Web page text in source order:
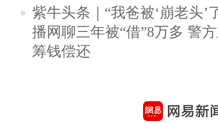
紫牛头条｜“我爸被‘崩老头’
播网聊三年被“借”8万多 警
筹钱偿还